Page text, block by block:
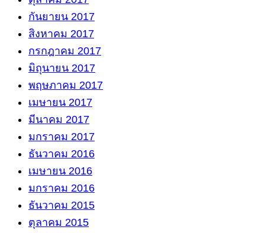
กันยายน 2017
สิงหาคม 2017
กรกฎาคม 2017
มิถุนายน 2017
พฤษภาคม 2017
เมษายน 2017
มีนาคม 2017
มกราคม 2017
ธันวาคม 2016
เมษายน 2016
มกราคม 2016
ธันวาคม 2015
ตุลาคม 2015